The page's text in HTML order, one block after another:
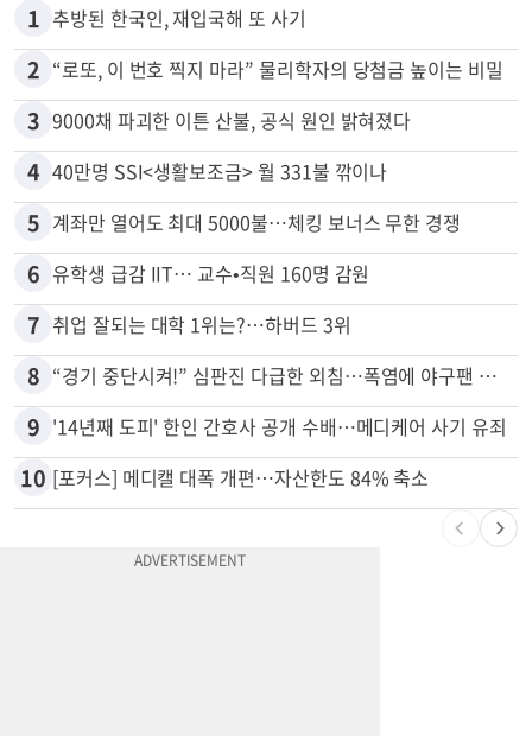
1 추방된 한국인, 재입국해 또 사기
2 “로또, 이 번호 찍지 마라” 물리학자의 당첨금 높이는 비밀
3 9000채 파괴한 이튼 산불, 공식 원인 밝혀졌다
4 40만명 SSI<생활보조금> 월 331불 깎이나
5 계좌만 열어도 최대 5000불…체킹 보너스 무한 경쟁
6 유학생 급감 IIT… 교수•직원 160명 감원
7 취업 잘되는 대학 1위는?…하버드 3위
8 “경기 중단시켜!” 심판진 다급한 외침…폭염에 야구팬 쓰러졌다
9 '14년째 도피' 한인 간호사 공개 수배…메디케어 사기 유죄
10 [포커스] 메디캘 대폭 개편…자산한도 84% 축소